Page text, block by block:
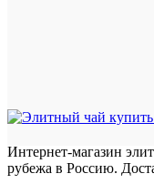
Интернет-магазин
рубежа в Россию.